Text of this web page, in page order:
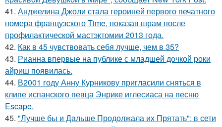
41. Анджелина Джоли стала героиней первого печатного
номера французского Time, показав шрам после
профилактической мастэктомии 2013 года.
42. Как в 45 чувствовать себя лучше, чем в 35?
43. Рианна впервые на публике с младшей дочкой роки
айриш появилась.
44. В2001 году Анну Курникову пригласили сняться в
клипе испанского певца Энрике иглесиаса на песню
Escape.
45. "Лучше бы и Дальше Продолжала их Прятать": в сети